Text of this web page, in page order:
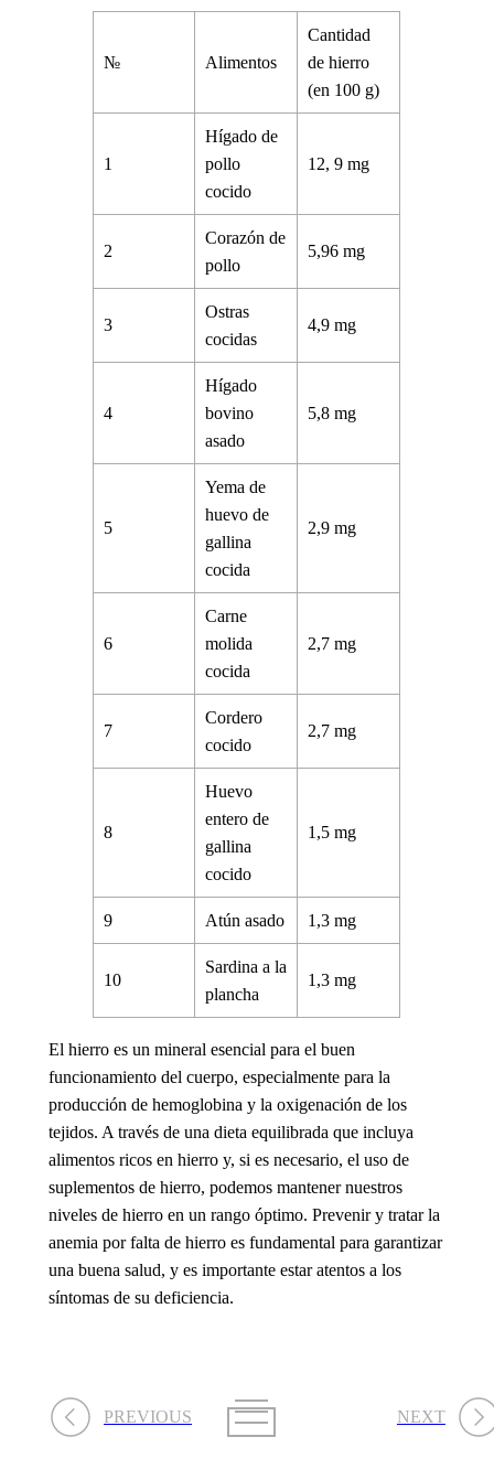
№ Alimentos
Cantidad
de hierro
(en 100 g)
1
Hígado de
pollo
cocido
12, 9 mg
2
Corazón de
pollo
5,96 mg
3
Ostras
cocidas
4,9 mg
4
Hígado
bovino
asado
5,8 mg
5
Yema de
huevo de
gallina
cocida
2,9 mg
6
Carne
molida
cocida
2,7 mg
7
Cordero
cocido
2,7 mg
8
Huevo
entero de
gallina
cocido
1,5 mg
9 Atún asado 1,3 mg
10
Sardina a la
plancha
1,3 mg
El hierro es un mineral esencial para el buen
funcionamiento del cuerpo, especialmente para la
producción de hemoglobina y la oxigenación de los
tejidos. A través de una dieta equilibrada que incluya
alimentos ricos en hierro y, si es necesario, el uso de
suplementos de hierro, podemos mantener nuestros
niveles de hierro en un rango óptimo. Prevenir y tratar la
anemia por falta de hierro es fundamental para garantizar
una buena salud, y es importante estar atentos a los
síntomas de su deficiencia.
PREVIOUS NEXT